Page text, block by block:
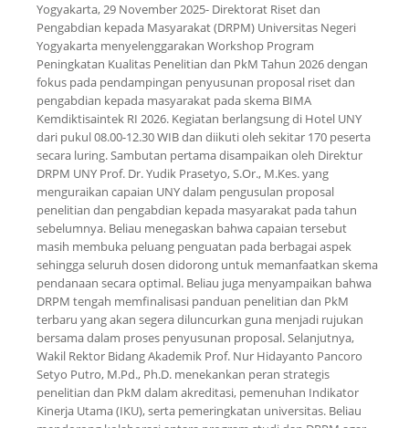
Yogyakarta, 29 November 2025- Direktorat Riset dan
Pengabdian kepada Masyarakat (DRPM) Universitas Negeri
Yogyakarta menyelenggarakan Workshop Program
Peningkatan Kualitas Penelitian dan PkM Tahun 2026 dengan
fokus pada pendampingan penyusunan proposal riset dan
pengabdian kepada masyarakat pada skema BIMA
Kemdiktisaintek RI 2026. Kegiatan berlangsung di Hotel UNY
dari pukul 08.00-12.30 WIB dan diikuti oleh sekitar 170 peserta
secara luring. Sambutan pertama disampaikan oleh Direktur
DRPM UNY Prof. Dr. Yudik Prasetyo, S.Or., M.Kes. yang
menguraikan capaian UNY dalam pengusulan proposal
penelitian dan pengabdian kepada masyarakat pada tahun
sebelumnya. Beliau menegaskan bahwa capaian tersebut
masih membuka peluang penguatan pada berbagai aspek
sehingga seluruh dosen didorong untuk memanfaatkan skema
pendanaan secara optimal. Beliau juga menyampaikan bahwa
DRPM tengah memfinalisasi panduan penelitian dan PkM
terbaru yang akan segera diluncurkan guna menjadi rujukan
bersama dalam proses penyusunan proposal. Selanjutnya,
Wakil Rektor Bidang Akademik Prof. Nur Hidayanto Pancoro
Setyo Putro, M.Pd., Ph.D. menekankan peran strategis
penelitian dan PkM dalam akreditasi, pemenuhan Indikator
Kinerja Utama (IKU), serta pemeringkatan universitas. Beliau